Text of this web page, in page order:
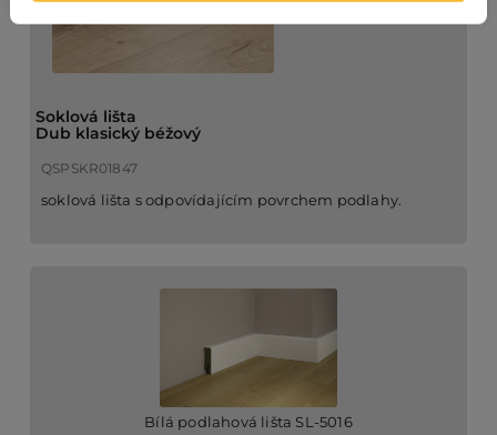
Soklová lišta
Dub klasický béžový
QSPSKR01847
soklová lišta s odpovídajícím povrchem podlahy.
Bílá podlahová lišta SL-5016